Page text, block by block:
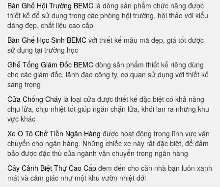
Bàn Ghế Hội Trường BEMC là dòng sản phẩm chức năng được
thiết kế để sử dụng trong các phòng hội trường, hội thảo với kiểu
dáng đẹp, chất liệu cao cấp
Bàn Ghế Học Sinh BEMC với thiết kế mẫu mã đẹp, giá tốt được
sử dụng tại trường học
Ghế Tổng Giám Đốc BEMC dòng sản phẩm thiết kế riêng dùng
cho các giám đốc, lãnh đạo công ty, cơ quan sử dụng với thiết kế
sang trọng
Cửa Chống Cháy là loại cửa được thiết kế đặc biệt có khả năng
chịu lửa, chịu nhiệt tốt giúp ngăn chặn lửa, khói lan ra những khu
vực khác
Xe Ô Tô Chở Tiền Ngân Hàng được hoạt động trong lĩnh vực vận
chuyển cho ngân hàng. Những chiếc xe này rất đặc biệt, để đảm
bảo được đặc thù của ngành vận chuyển trong ngân hàng
Cây Cảnh Biệt Thự Cao Cấp đem đến cho căn nhà bạn luôn xanh
mát và cảm giác như một khu vườn nhiệt đới